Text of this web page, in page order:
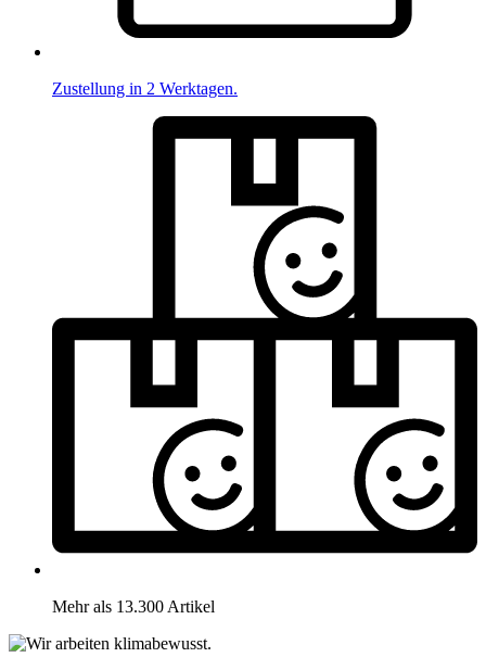
Zustellung in 2 Werktagen.
Mehr als 13.300 Artikel